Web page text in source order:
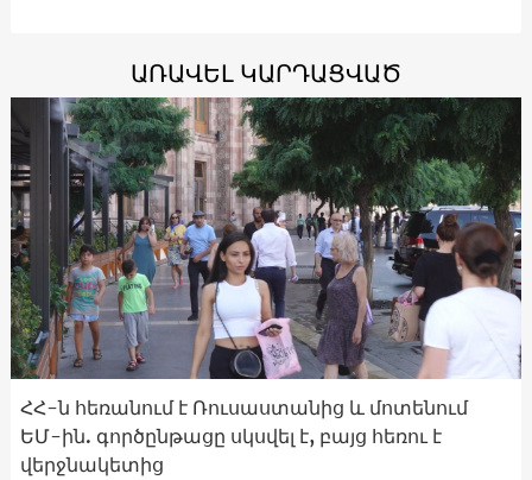
ԱՌԱՎԵԼ ԿԱՐԴԱՑՎԱԾ
ՀՀ-ն հեռանում է Ռուսաստանից և մոտենում
ԵՄ-ին. գործընթացը սկսվել է, բայց հեռու է
վերջնակետից